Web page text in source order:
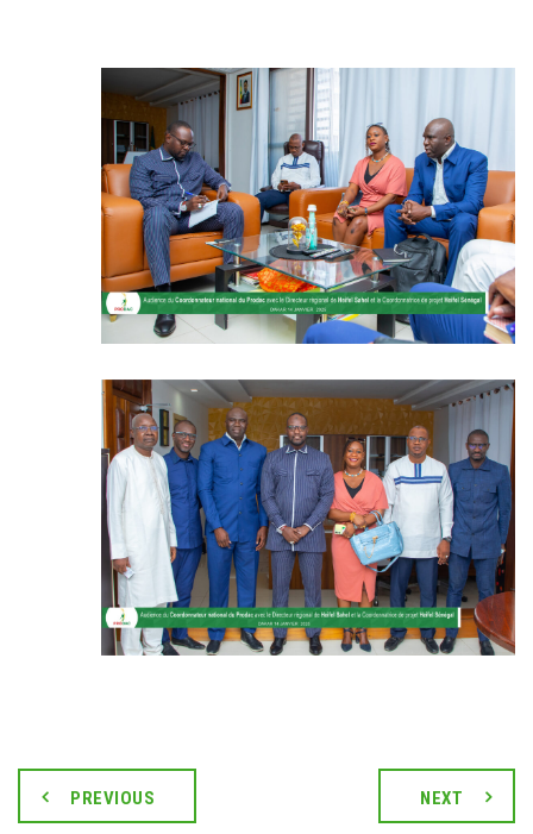
PREVIOUS NEXT